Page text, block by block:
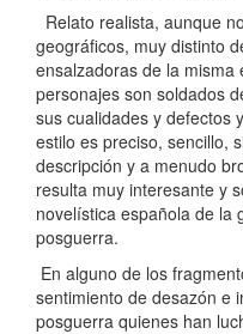
Relato realista, aunque
geográficos, muy distinto
ensalzadoras de la
personajes son soldados
sus cualidades y defectos
estilo es preciso, sencillo,
descripción y a menudo
resulta muy interesante y
novelística española de la
posguerra.
En alguno de los
sentimiento de desazón e
posguerra quienes han